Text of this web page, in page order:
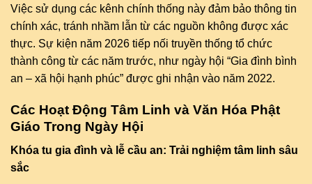
Việc sử dụng các kênh chính thống này đảm bảo thông tin
chính xác, tránh nhầm lẫn từ các nguồn không được xác
thực. Sự kiện năm 2026 tiếp nối truyền thống tổ chức
thành công từ các năm trước, như ngày hội “Gia đình bình
an – xã hội hạnh phúc” được ghi nhận vào năm 2022.
Các Hoạt Động Tâm Linh và Văn Hóa Phật
Giáo Trong Ngày Hội
Khóa tu gia đình và lễ cầu an: Trải nghiệm tâm linh sâu
sắc